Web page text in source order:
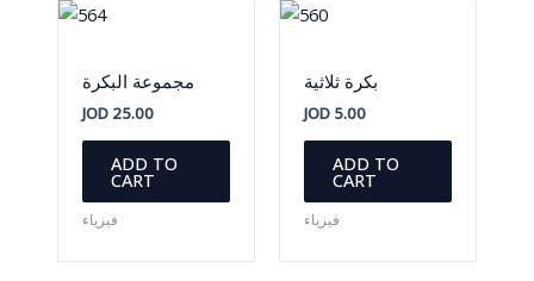
مجموعة البكرة
JOD25.00
ADD TO
CART
فيزياء
بكرة ثلاثية
JOD 5.00
ADD TO
CART
فيزياء